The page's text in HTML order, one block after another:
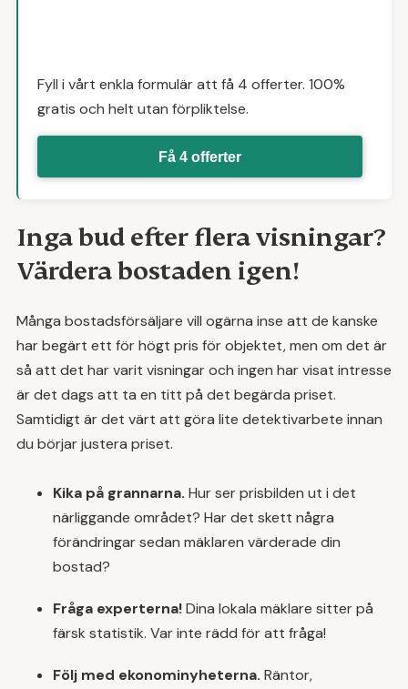
Fyll i vårt enkla formulär att få 4 offerter. 100%
gratis och helt utan förpliktelse.
Få 4 offerter
Inga bud efter flera visningar?
Värdera bostaden igen!
Många bostadsförsäljare vill ogärna inse att de kanske
har begärt ett för högt pris för objektet, men om det är
så att det har varit visningar och ingen har visat intresse
är det dags att ta en titt på det begärda priset.
Samtidigt är det värt att göra lite detektivarbete innan
du börjar justera priset.
Kika på grannarna. Hur ser prisbilden ut i det
närliggande området? Har det skett några
förändringar sedan mäklaren värderade din
bostad?
Fråga experterna!Dina lokala mäklare sitter på
färsk statistik. Var inte rädd för att fråga!
Följ med ekonominyheterna. Räntor,